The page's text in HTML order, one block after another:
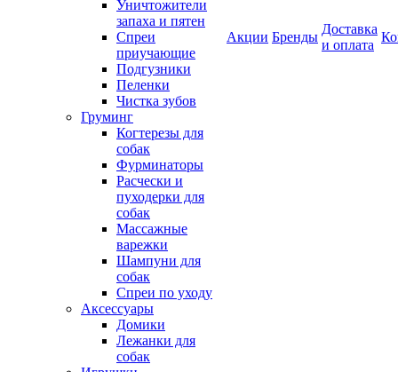
Уничтожители
запаха и пятен
Спреи
приучающие
Подгузники
Пеленки
Чистка зубов
Груминг
Когтерезы для
собак
Фурминаторы
Расчески и
пуходерки для
собак
Массажные
варежки
Шампуни для
собак
Спреи по уходу
Аксессуары
Домики
Лежанки для
собак
Акции Бренды
Доставка
и оплата